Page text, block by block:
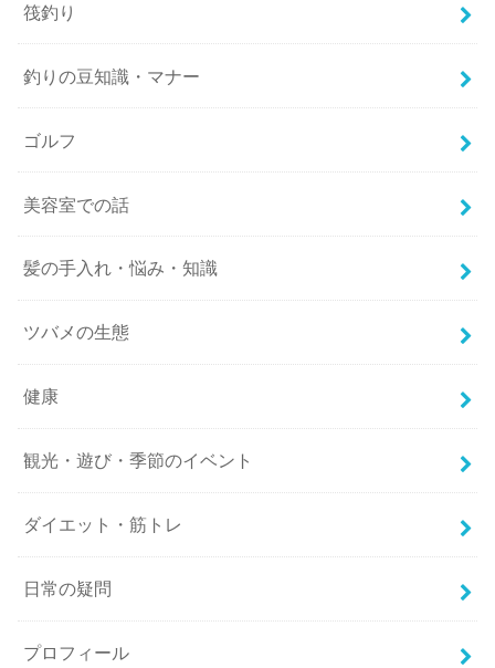
筏釣り
釣りの豆知識・マナー
ゴルフ
美容室での話
髪の手入れ・悩み・知識
ツバメの生態
健康
観光・遊び・季節のイベント
ダイエット・筋トレ
日常の疑問
プロフィール